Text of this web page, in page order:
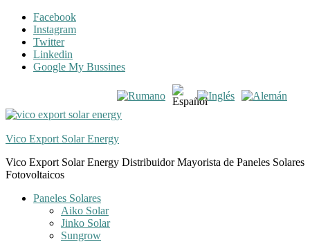
Skip
navigation
Skip
content
Facebook
Instagram
Twitter
Linkedin
Google My Bussines
Vico Export Solar Energy
Vico Export Solar Energy Distribuidor Mayorista de Paneles Solares
Fotovoltaicos
Toggle
navigation
Paneles Solares
Aiko Solar
Jinko Solar
Sungrow